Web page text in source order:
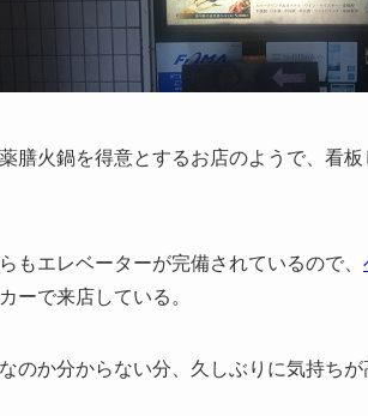
膳火鍋を得意とするお店のようで、看
もエレベーターが完備されているので、
ーで来店している。
のか分からない分、久しぶりに気持ちが